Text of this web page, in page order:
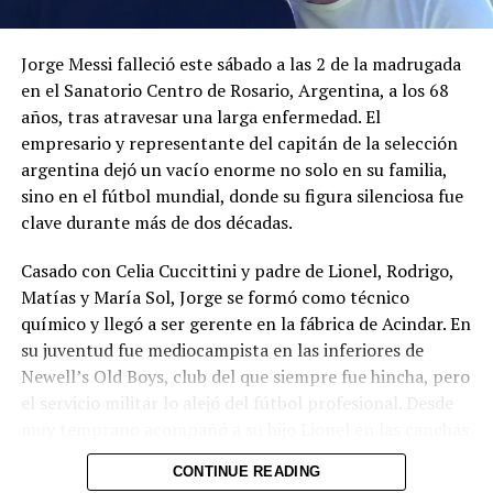
Kylian Mbappé (FRA/PSG)
Trent Alexander-Arnold (ENG/Liverpool)
Donny van de Beek (NED/Ajax Ámsterdam)
Pierre-Emerick Aubameyang (GAB/Arsenal)
Marc-André ter Stegen (GER/FC Barcelona)
Cristiano Ronaldo (POR/Juventus Turín)
Alisson (BRE/Liverpool)
Matthijs de Ligt (NED/Juventus Turín)
Georginio Wijnaldum (NED/Liverpool)
Jorge Messi falleció este sábado a las 2 de la madrugada
en el Sanatorio Centro de Rosario, Argentina, a los 68
años, tras atravesar una larga enfermedad. El
empresario y representante del capitán de la selección
argentina dejó un vacío enorme no solo en su familia,
sino en el fútbol mundial, donde su figura silenciosa fue
clave durante más de dos décadas.
Casado con Celia Cuccittini y padre de Lionel, Rodrigo,
Matías y María Sol, Jorge se formó como técnico
químico y llegó a ser gerente en la fábrica de Acindar. En
su juventud fue mediocampista en las inferiores de
Newell’s Old Boys, club del que siempre fue hincha, pero
el servicio militar lo alejó del fútbol profesional. Desde
de Malvinas y en el club Grandoli, y fue el primero en
apostar por su talento.CONTINUE READING